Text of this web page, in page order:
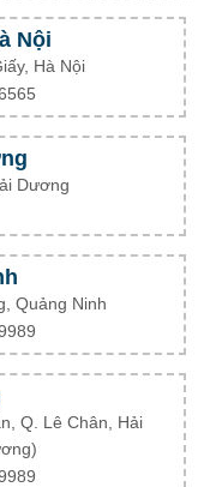
Nội
Hà Nội
Dương
Quảng Ninh
Q. Lê Chân, Hải